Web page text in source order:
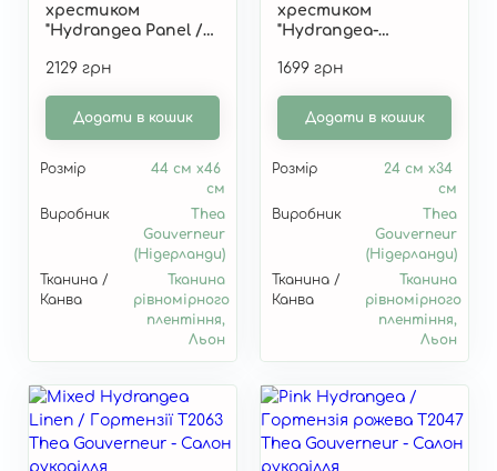
хрестиком
"Hydrangea Panel /
гортензіями" T3067
2129 грн
Додати в кошик
Розмір
44 см x46
см
Виробник
Thea
Gouverneur
(Нідерланди)
Тканина /
Канва
Тканина
рівномірного
плентіння,
Льон
хрестиком
"Hydrangea-
Гортензії та
1699 грн
Додати в кошик
Розмір
24 см x34
см
Виробник
Thea
Gouverneur
(Нідерланди)
Тканина /
Канва
Тканина
рівномірного
плентіння,
Льон